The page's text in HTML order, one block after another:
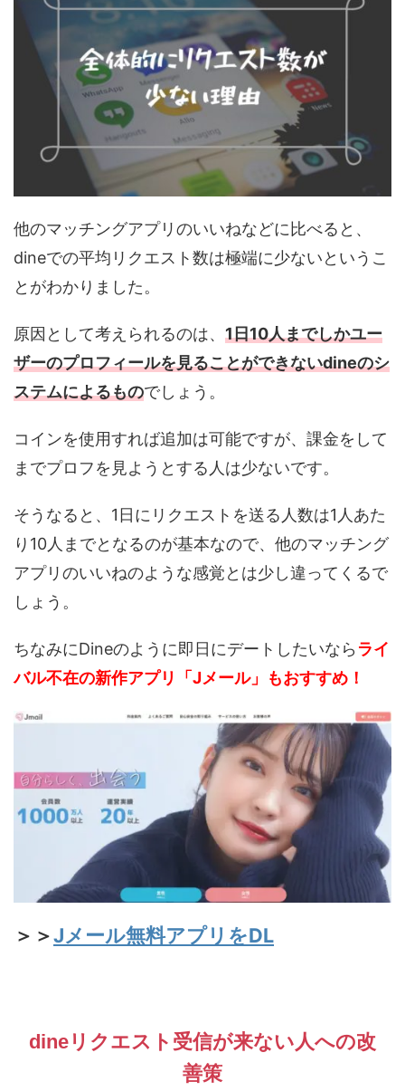
他のマッチングアプリのいいねなどに比べると、
dineでの平均リクエスト数は極端に少ないというこ
とがわかりました。
原因として考えられるのは、 1日10人までしかユー
ザーのプロフィールを見ることができないdineのシ
ステムによるものでしょう。
コインを使用すれば追加は可能ですが、課金をして
までプロフを見ようとする人は少ないです。
そうなると、1日にリクエストを送る人数は1人あた
り10人までとなるのが基本なので、他のマッチング
アプリのいいねのような感覚とは少し違ってくるで
しょう。
ちなみにDineのように即日にデートしたいなら ライ
バル不在の新作アプリ「Jメール」もおすすめ！
＞＞Jメール無料アプリをDL
dineリクエスト受信が来ない人への改
善策